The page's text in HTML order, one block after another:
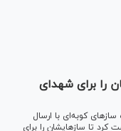
را برای شهدای
کوبه‌ای با ارسال
کرد تا سازهایشان را برای